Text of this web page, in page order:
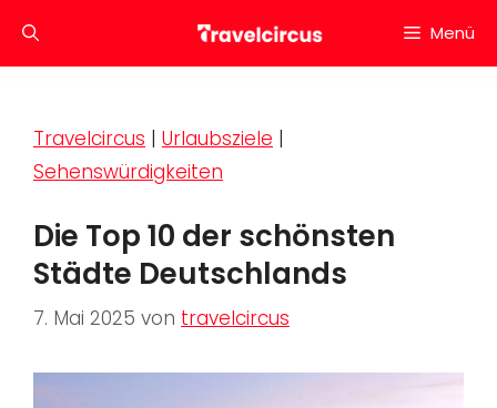
Inhalt
Menü
Travelcircus | Urlaubsziele |
Sehenswürdigkeiten
Die Top 10 der schönsten
Städte Deutschlands
7. Mai 2025 von travelcircus